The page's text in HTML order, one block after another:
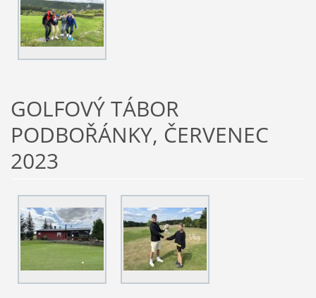
GOLFOVÝ TÁBOR
PODBOŘÁNKY, ČERVENEC
2023